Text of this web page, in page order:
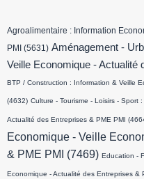
Agroalimentaire : Information
PMI (5631) Aménagement -
Veille Economique - Actualité
BTP / Construction : Information & Veille
(4632) Culture - Tourisme - Loisirs - Sport
Actualité des Entreprises & PME PMI
Economique - Veille
& PME PMI
(7469) Education -
Economique - Actualité des Entreprises &